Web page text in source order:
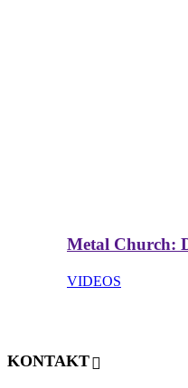
Metal Church:
VIDEOS
KONTAKT